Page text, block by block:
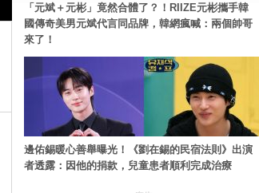
「元斌＋元彬」竟然合體了？！RIIZE元彬攜手韓
國傳奇美男元斌代言同品牌，韓網瘋喊：兩個帥哥
來了！
邊佑錫暖心善舉曝光！《劉在錫的民宿法則》出演
者透露：因他的捐款，兒童患者順利完成治療